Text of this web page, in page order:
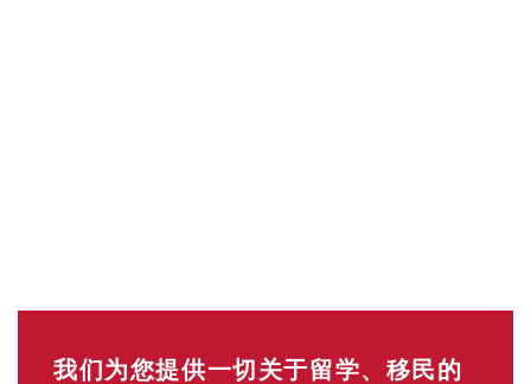
我们为您提供一切关于留学、移民的